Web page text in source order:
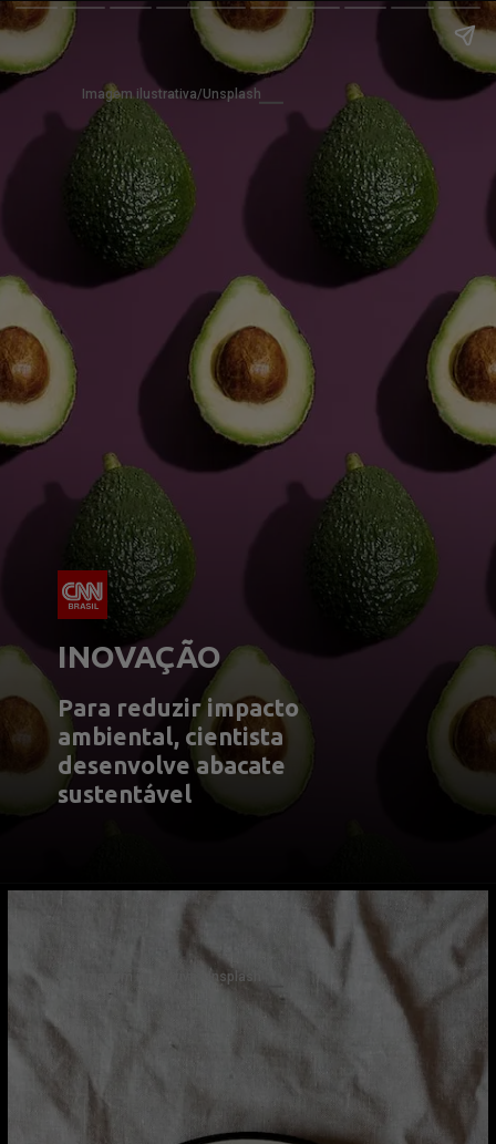
INOVAÇÃO
Imagem ilustrativa/Unsplash
Para reduzir impacto
ambiental, cientista
desenvolve abacate
sustentável
Imagem ilustrativa/Unsplash